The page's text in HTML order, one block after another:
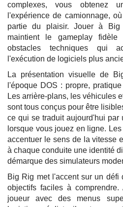
complexes, vous obtenez
l'expérience de camionnage,
partie du plaisir. Jouer à
maintient le gameplay
obstacles techniques qui
l'exécution de logiciels plus
La présentation visuelle de
l'époque DOS : propre,
Les arrière-plans, les véhicules
sont tous conçus pour être
ce qui se traduit aujourd'hui par
lorsque vous jouez en ligne.
accentuer le sens de la vitesse
à chaque conduite une identité
démarque des simulateurs
Big Rig met l'accent sur un défi
objectifs faciles à
joueur avec des menus